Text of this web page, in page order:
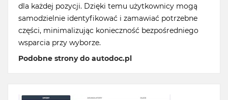
dla każdej pozycji. Dzięki temu użytkownicy mogą
samodzielnie identyfikować i zamawiać potrzebne
części, minimalizując konieczność bezpośredniego
wsparcia przy wyborze.
Podobne strony do autodoc.pl